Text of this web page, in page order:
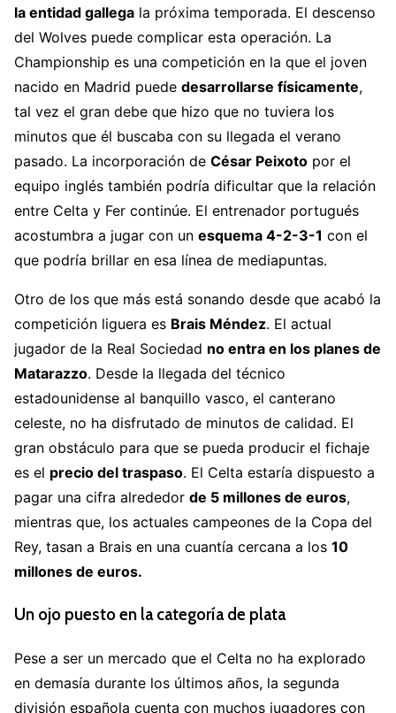
la entidad gallega la próxima temporada. El descenso
del Wolves puede complicar esta operación. La
Championship es una competición en la que el joven
nacido en Madrid puede desarrollarse físicamente,
tal vez el gran debe que hizo que no tuviera los
minutos que él buscaba con su llegada el verano
pasado. La incorporación de César Peixoto por el
equipo inglés también podría dificultar que la relación
entre Celta y Fer continúe. El entrenador portugués
acostumbra a jugar con un esquema 4-2-3-1 con el
que podría brillar en esa línea de mediapuntas.
Otro de los que más está sonando desde que acabó la
competición liguera es Brais Méndez. El actual
jugador de la Real Sociedad no entra en los planes de
Matarazzo. Desde la llegada del técnico
estadounidense al banquillo vasco, el canterano
celeste, no ha disfrutado de minutos de calidad. El
gran obstáculo para que se pueda producir el fichaje
es el precio del traspaso. El Celta estaría dispuesto a
pagar una cifra alrededor de 5 millones de euros,
mientras que, los actuales campeones de la Copa del
Rey, tasan a Brais en una cuantía cercana a los 10
millones de euros.
Un ojo puesto en la categoría de plata
Pese a ser un mercado que el Celta no ha explorado
en demasía durante los últimos años, la segunda
división española cuenta con muchos jugadores con